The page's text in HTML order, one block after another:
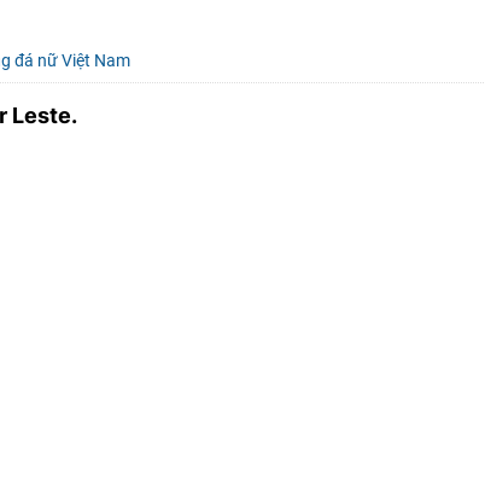
đá nữ Việt Nam
Leste.